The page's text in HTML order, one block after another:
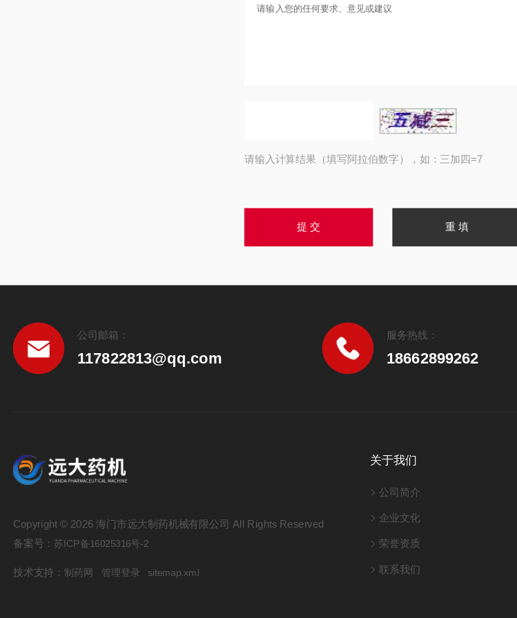
请输入计算结果（填写阿拉伯数字），如：三加四=7
公司邮箱：
117822813@qq.com
服务热线：
18662899262
Copyright © 2026 海门市远大制药机械有限公司 All Rights Reserved
备案号：苏ICP备16025316号-2
技术支持：制药网 管理登录 sitemap.xml
关于我们
公司简介
企业文化
荣誉资质
联系我们